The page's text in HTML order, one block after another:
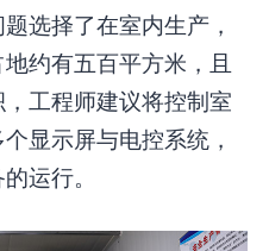
选择了在室内生产，
约有五百平方米，且
工程师建议将控制室
显示屏与电控系统，
运行。